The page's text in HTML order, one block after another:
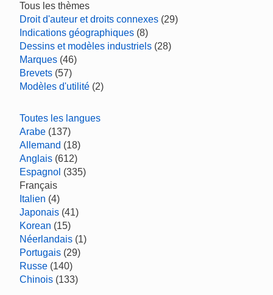
Tous les thèmes
Droit d'auteur et droits connexes (29)
Indications géographiques (8)
Dessins et modèles industriels (28)
Marques (46)
Brevets (57)
Modèles d'utilité (2)
Toutes les langues
Arabe (137)
Allemand (18)
Anglais (612)
Espagnol (335)
Français
Italien (4)
Japonais (41)
Korean (15)
Néerlandais (1)
Portugais (29)
Russe (140)
Chinois (133)